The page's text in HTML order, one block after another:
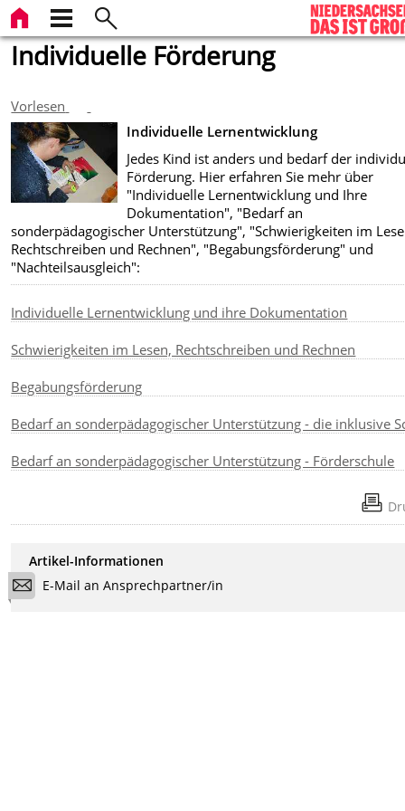
Individuelle Förderung
Vorlesen
Individuelle Lernentwicklung
Jedes Kind ist anders und bedarf der
Förderung. Hier erfahren Sie mehr über
"Individuelle Lernentwicklung und Ihre
Dokumentation", "Bedarf an
sonderpädagogischer Unterstützung", "Schwierigkeiten im
Rechtschreiben und Rechnen", "Begabungsförderung" und
"Nachteilsausgleich":
Individuelle Lernentwicklung und ihre Dokumentation
Schwierigkeiten im Lesen, Rechtschreiben und Rechnen
Begabungsförderung
Bedarf an sonderpädagogischer Unterstützung - die inklusive
Bedarf an sonderpädagogischer Unterstützung - Förderschule
Artikel-Informationen
E-Mail an Ansprechpartner/in